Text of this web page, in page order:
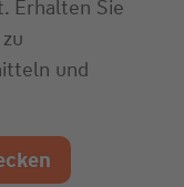
Erhalten Sie
und